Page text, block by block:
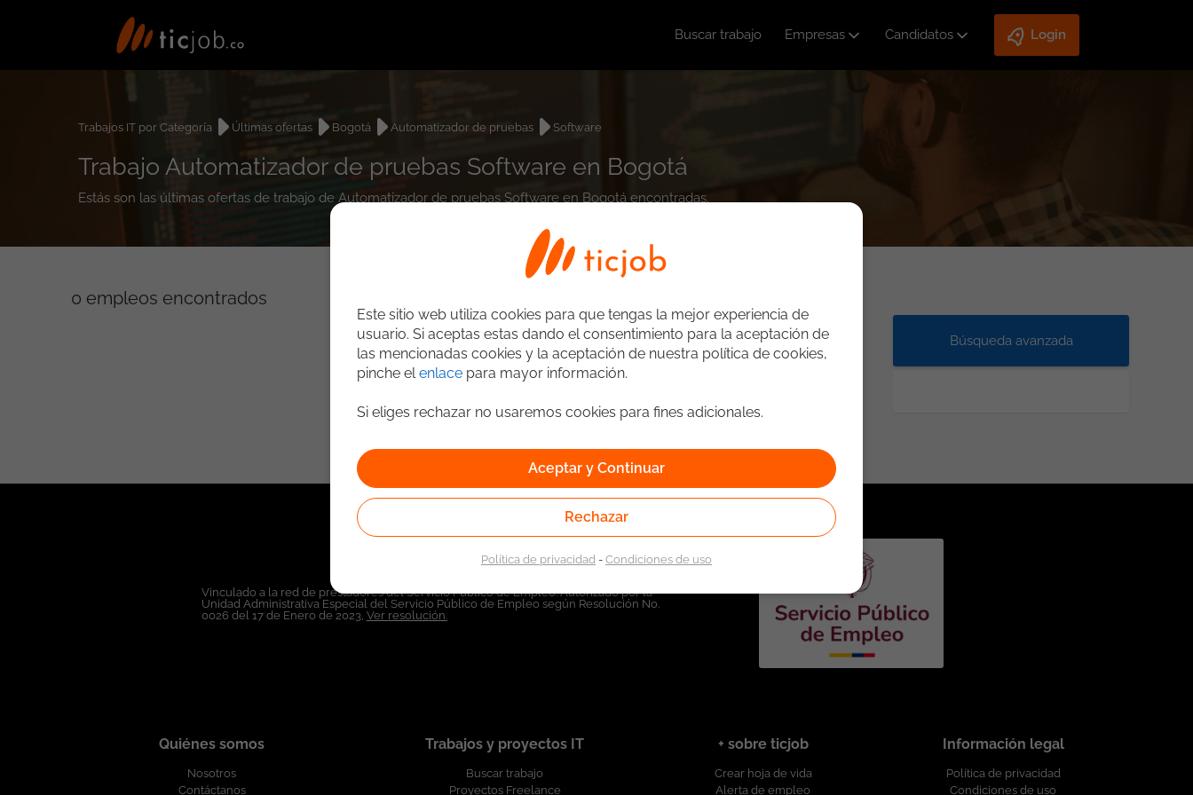
Buscar trabajo Empresas Candidatos Login
Trabajos IT por Categoría Últimas ofertas Bogotá Automatizador de pruebas Software
Trabajo Automatizador de pruebas Software en Bogotá
Estás son las últimas ofertas de trabajo de Automatizador de pruebas Software en Bogotá encontradas.
0 empleos encontrados
Búsqueda avanzada
Vinculado a la red de prestadores del Servicio Público de Empleo. Autorizado por la
Unidad Administrativa Especial del Servicio Público de Empleo según Resolución No.
0026 del 17 de Enero de 2023, Ver resolución.
Quiénes somos
Nosotros
Contáctanos
Trabajos y proyectos IT
Buscar trabajo
Proyectos Freelance
+ sobre ticjob
Crear hoja de vida
Alerta de empleo
Información legal
Política de privacidad
Condiciones de uso
Este sitio web utiliza cookies para que tengas la mejor experiencia de
usuario. Si aceptas estas dando el consentimiento para la aceptación de
las mencionadas cookies y la aceptación de nuestra política de cookies,
pinche elenlace para mayor información.
Si eliges rechazar no usaremos cookies para fines adicionales.
Aceptar y Continuar
Rechazar
Política de privacidad -Condiciones de uso